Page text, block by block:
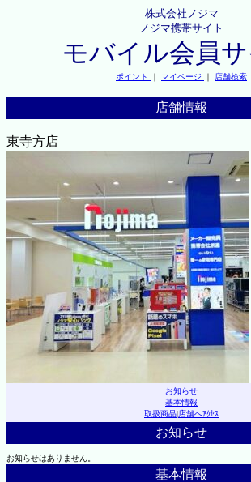
株式会社ノジマ
ノジマ携帯サイト
モバイル会員サ
ポイント ｜ マイページ ｜ 店舗検索
店舗情報
東寺方店
お知らせ
基本情報
取扱商品|店舗へｱｸｾｽ
お知らせ
お知らせはありません。
基本情報